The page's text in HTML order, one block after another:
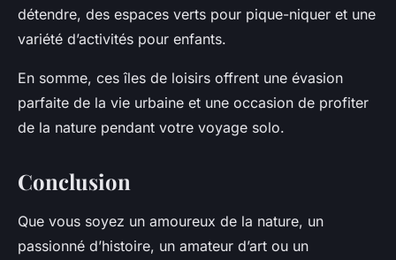
détendre, des espaces verts pour pique-niquer et une
variété d’activités pour enfants.
En somme, ces îles de loisirs offrent une évasion
parfaite de la vie urbaine et une occasion de profiter
de la nature pendant votre voyage solo.
Conclusion
Que vous soyez un amoureux de la nature, un
passionné d’histoire, un amateur d’art ou un